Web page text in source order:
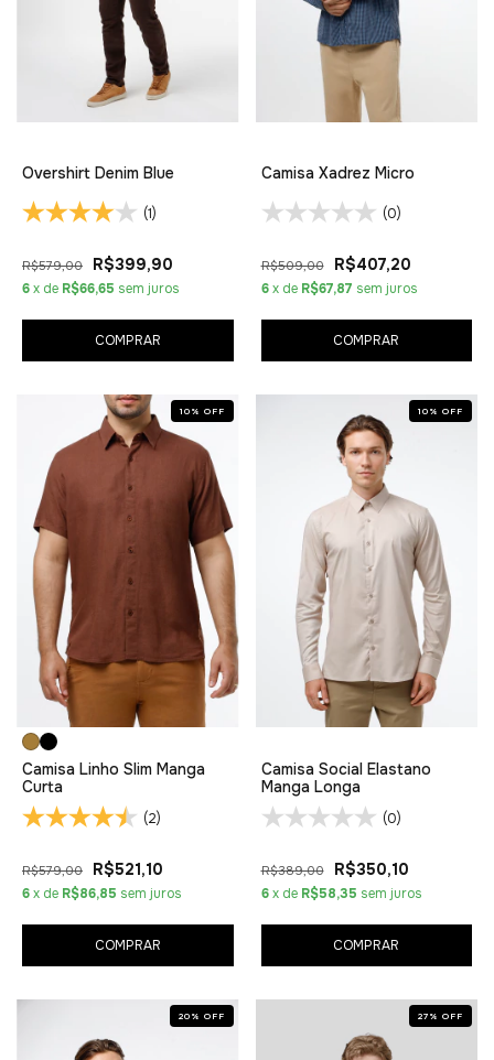
Overshirt Denim Blue
(1)
R$579,00 R$399,90
6x de R$66,65 sem juros
COMPRAR
Camisa Xadrez Micro
(0)
R$509,00 R$407,20
6 x de R$67,87 sem juros
COMPRAR
10 % OFF
Camisa Linho Slim Manga
Curta
(2)
R$579,00 R$521,10
6x de R$86,85 sem juros
COMPRAR
10 % OFF
Camisa Social Elastano
Manga Longa
(0)
R$389,00 R$350,10
6 x de R$58,35 sem juros
COMPRAR
20 % OFF 27 % OFF